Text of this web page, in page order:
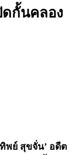
กั้นคลอง
พย์ สุขจั่น’ อดีต